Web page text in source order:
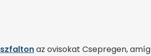
az ovisokat Csepregen, amíg